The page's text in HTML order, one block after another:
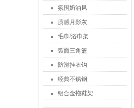
氛围奶油风
质感月影灰
毛巾/浴巾架
弧面三角篮
防滑挂衣钩
经典不锈钢
铝合金拖鞋架